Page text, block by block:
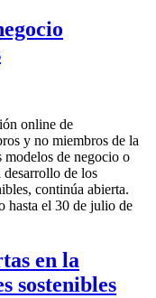
online de
y no miembros de la
modelos de negocio o
desarrollo de los
continúa abierta.
hasta el 30 de julio de
en la
sostenibles